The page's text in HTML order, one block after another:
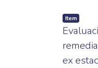
Item
ex